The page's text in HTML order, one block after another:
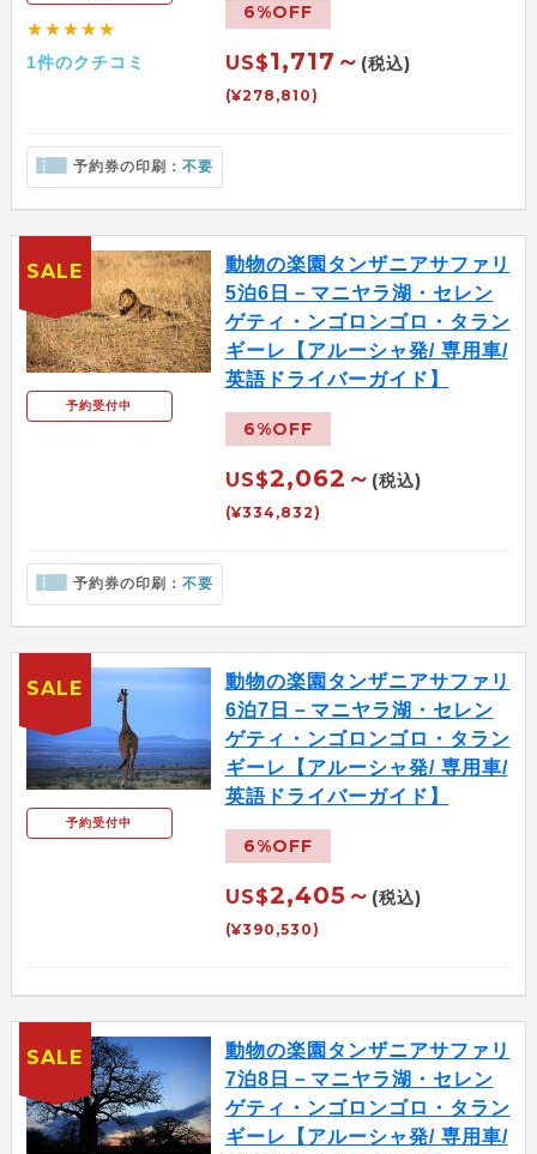
★★★★★
1件のクチコミ
6%OFF
US$1,717～ (税込)
(¥278,810)
予約券の印刷： 不要
予約受付中
動物の楽園タンザニアサファリ
5泊6日－マニヤラ湖・セレン
ゲティ・ンゴロンゴロ・タラン
ギーレ【アルーシャ発/ 専用車/
英語ドライバーガイド】
6%OFF
US$2,062～ (税込)
(¥334,832)
予約券の印刷： 不要
SALE
予約受付中
動物の楽園タンザニアサファリ
6泊7日－マニヤラ湖・セレン
ゲティ・ンゴロンゴロ・タラン
ギーレ【アルーシャ発/ 専用車/
英語ドライバーガイド】
6%OFF
US$2,405～ (税込)
(¥390,530)
SALE
動物の楽園タンザニアサファリ
7泊8日－マニヤラ湖・セレン
ゲティ・ンゴロンゴロ・タラン
ギーレ【アルーシャ発/ 専用車/
SALE